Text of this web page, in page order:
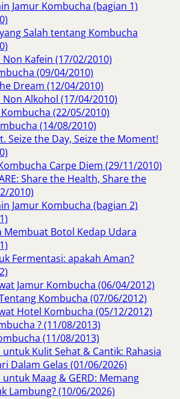
Jamur Kombucha (bagian 1)
Salah tentang Kombucha
Kafein (17/02/2010)
(09/04/2010)
Dream (12/04/2010)
Alkohol (17/04/2010)
(22/05/2010)
(14/08/2010)
Seize the Day, Seize the Moment!
Carpe Diem (29/11/2010)
Share the Health, Share the
2010)
Jamur Kombucha (bagian 2)
Membuat Botol Kedap Udara
Fermentasi: apakah Aman?
Jamur Kombucha (06/04/2012)
Kombucha (07/06/2012)
Hotel Kombucha (05/12/2012)
? (11/08/2013)
(11/08/2013)
Kulit Sehat & Cantik: Rahasia
Dalam Gelas (01/06/2026)
Maag & GERD: Memang
Lambung? (10/06/2026)